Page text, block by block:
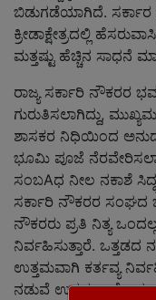
ಬಿಡುಗಡೆಯಾಗಿದೆ. ಸರ್ಕಾರ
ಕ್ರೀಡಾಕ್ಷೇತ್ರದಲ್ಲಿ
ಮತ್ತಷ್ಟು ಹೆಚ್ಚಿನ ಸಾಧನೆ
ರಾಜ್ಯ ಸರ್ಕಾರಿ ನೌಕರರ
ಗುರುತಿಸಲಾಗಿದ್ದು,
ಶಾಸಕರ ನಿಧಿಯಿಂದ
ಭೂಮಿ ಪೂಜೆ
ಸಂಬAಧ ನೀಲ ನಕಾಶೆ
ಸರ್ಕಾರಿ ನೌಕರರ ಸಂಘದ
ನೌಕರರು ಪ್ರತಿ ನಿತ್ಯ
ನಿರ್ವಹಿಸುತ್ತಾರೆ. ಒತ್ತಡದ
ಉತ್ತಮವಾಗಿ ಕರ್ತವ್ಯ
ನಡುವೆ ಉತ್ತಮ ಆರೋಗ್ಯ